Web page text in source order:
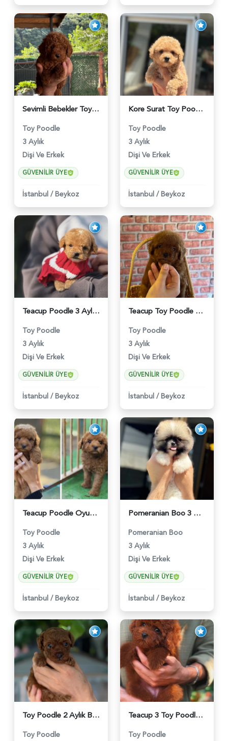
Sevimli Bebekler Toy Poodle - 5964
Toy Poodle
3 Aylık
Dişi Ve Erkek
GÜVENILIR ÜYE
İstanbul / Beykoz
Kore Surat Toy Poodle Dişi ve Erkek Yavrular - 5896
Toy Poodle
3 Aylık
Dişi Ve Erkek
GÜVENILIR ÜYE
İstanbul / Beykoz
Teacup Poodle 3 Aylık Bebeğimiz - 5960
Toy Poodle
3 Aylık
Dişi Ve Erkek
GÜVENILIR ÜYE
İstanbul / Beykoz
Teacup Toy Poodle Muhteşem Kalite Yavrular - 5895
Toy Poodle
3 Aylık
Dişi Ve Erkek
GÜVENILIR ÜYE
İstanbul / Beykoz
Teacup Poodle Oyuncu Yavrularımız - 5966
Toy Poodle
3 Aylık
Dişi Ve Erkek
GÜVENILIR ÜYE
İstanbul / Beykoz
Pomeranian Boo 3 Aylık Hazır Yavrular - 6020
Pomeranian Boo
3 Aylık
Dişi Ve Erkek
GÜVENILIR ÜYE
İstanbul / Beykoz
Toy Poodle 2 Aylık Bebeğimiz - 6176
Toy Poodle
Teacup 3 Toy Poodle Dişi ve Erkek Yavru - 5963
Toy Poodle